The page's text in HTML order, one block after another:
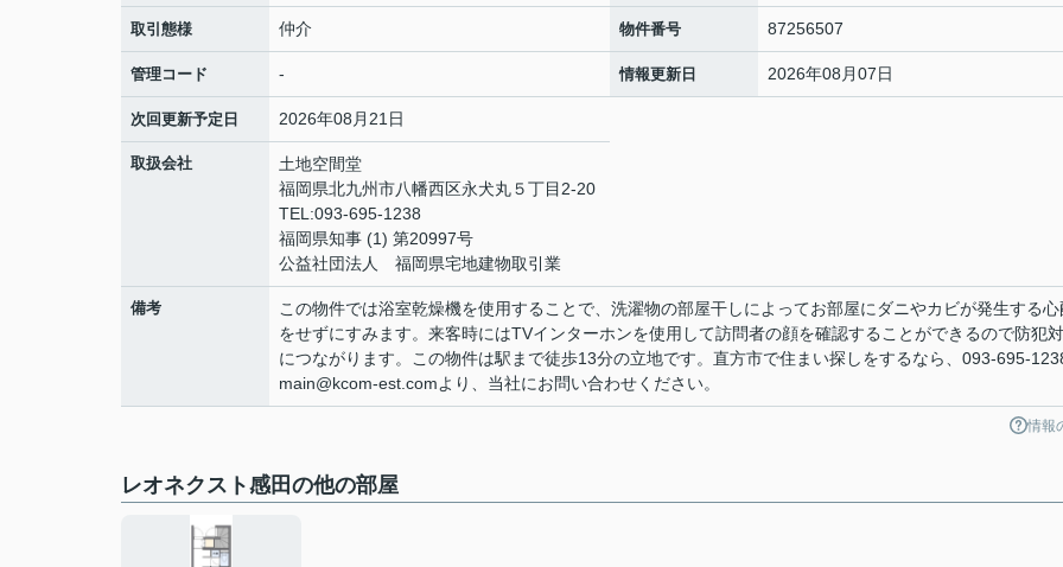
取引態様 仲介 物件番号 87256507
管理コード - 情報更新日 2026年08月07日
次回更新予定日 2026年08月21日
取扱会社
土地空間堂
福岡県北九州市八幡西区永犬丸５丁目2-20
TEL:093-695-1238
福岡県知事 (1) 第20997号
公益社団法人 福岡県宅地建物取引業
備考
この物件では浴室乾燥機を使用することで、洗濯物の部屋干しによってお部屋にダニやカビが発生する心
をせずにすみます。来客時にはTVインターホンを使用して訪問者の顔を確認することができるので防犯
につながります。この物件は駅まで徒歩13分の立地です。直方市で住まい探しをするなら、093-695-
main@kcom-est.comより、当社にお問い合わせください。
情報
レオネクスト感田の他の部屋